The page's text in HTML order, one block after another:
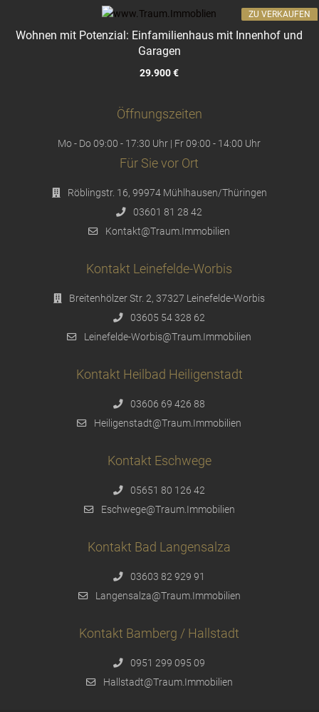
Wohnen mit Potenzial: Einfamilienhaus mit Innenhof und
Garagen
29.900 €
ZU VERKAUFEN
Öffnungszeiten
Mo - Do 09:00 - 17:30 Uhr | Fr 09:00 - 14:00 Uhr
Für Sie vor Ort
Röblingstr. 16, 99974 Mühlhausen/Thüringen
03601 81 28 42
Kontakt@Traum.Immobilien
Kontakt Leinefelde-Worbis
Breitenhölzer Str. 2, 37327 Leinefelde-Worbis
03605 54 328 62
Leinefelde-Worbis@Traum.Immobilien
Kontakt Heilbad Heiligenstadt
03606 69 426 88
Heiligenstadt@Traum.Immobilien
Kontakt Eschwege
05651 80 126 42
Eschwege@Traum.Immobilien
Kontakt Bad Langensalza
03603 82 929 91
Langensalza@Traum.Immobilien
Kontakt Bamberg / Hallstadt
0951 299 095 09
Hallstadt@Traum.Immobilien